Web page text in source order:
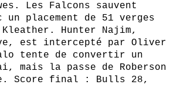
Les Falcons sauvent
un placement de 51 verges
Kleather. Hunter Najim,
est intercepté par Oliver
tente de convertir un
mais la passe de Roberson
Score final : Bulls 28,